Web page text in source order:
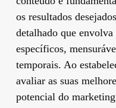
os resultados
detalhado que
específicos,
temporais. Ao
avaliar as suas
potencial do